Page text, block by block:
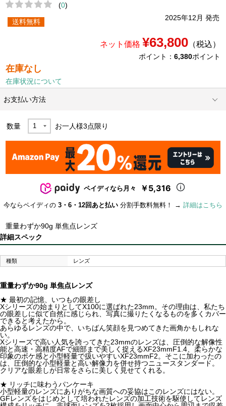
(0)
2025年12月 発売
送料無料
ネット価格 ¥63,800（税込）
ポイント： 6,380ポイント
在庫なし
在庫状況について
お支払い方法
数量 お一人様3点限り
ペイディなら月々 ￥5,316
今ならペイディの 3・6・12回あと払い 分割手数料無料！ → 詳細はこちら
重量わずか90g 単焦点レンズ
詳細スペック
種類 レンズ
重量わずか90g 単焦点レンズ
★ 最初の記憶、いつもの眼差し
Xシリーズの始まりとしてX100に選ばれた23mm。その理由は、私たち
の眼差しに似て自然に感じられ、写真に撮りたくなるものを多くカバー
できると考えたから。
あらゆるレンズの中で、いちばん笑顔を見つめてきた画角かもしれな
い。
Xシリーズで高い人気を誇ってきた23mmのレンズは、圧倒的な解像性
能と高速・高精度AFで細部まで美しく捉えるXF23mmF1.4、柔らかな
印象のボケ感と小型軽量で扱いやすいXF23mmF2。そこに加わったの
は、圧倒的な小型軽量と高い解像力を併せ持つニュースタンダード。
クリアな眼差しが日常をさらに美しく見せてくれる。
★ リッチに味わうパンケーキ
小型軽量のレンズにありがちな画質への妥協はこのレンズにはない。
GFレンズをはじめとして培われたレンズの加工技術を駆使してレンズ